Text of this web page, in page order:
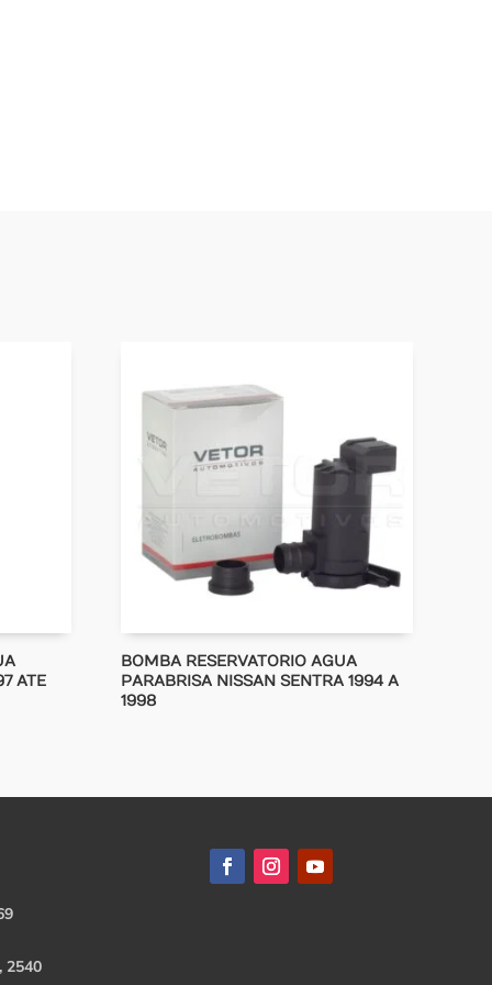
ATE
BOMBA RESERVATORIO AGUA
PARABRISA NISSAN SENTRA 1994 A
1998
2540